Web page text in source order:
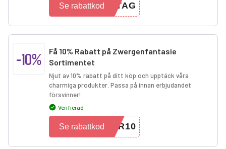
RTAG
Se rabattkod
-10%
Få 10% Rabatt på Zwergenfantasie
Sortimentet
Njut av 10% rabatt på ditt köp och upptäck våra
charmiga produkter. Passa på innan erbjudandet
försvinner!
Verifierad
ER10
Se rabattkod